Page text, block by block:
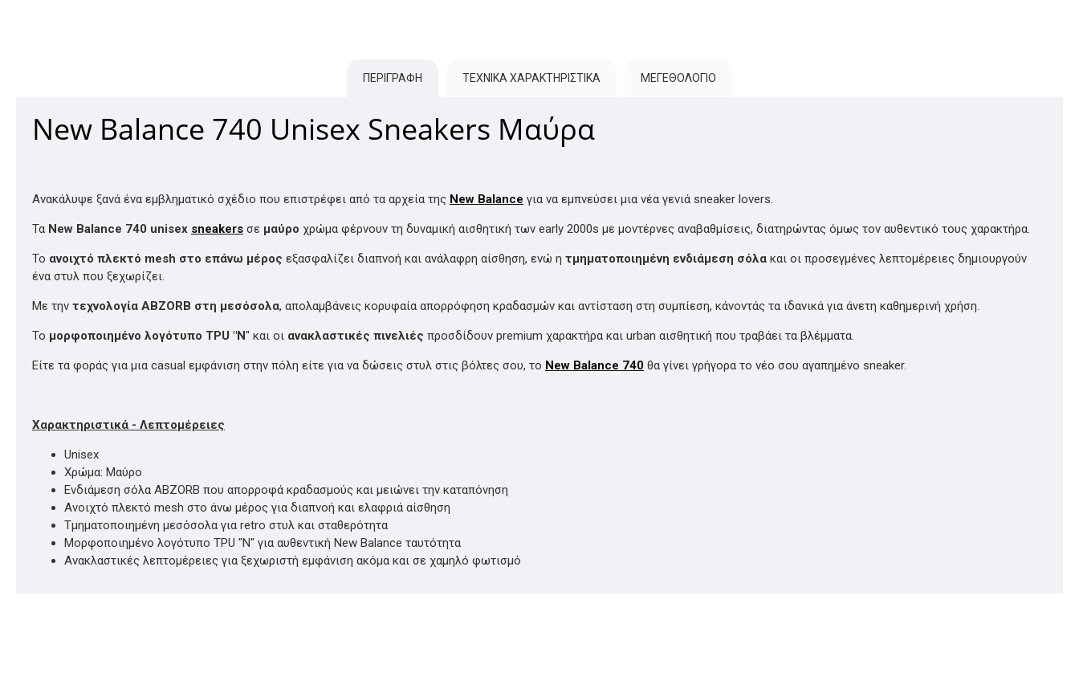
ΠΕΡΙΓΡΑΦΗ ΤΕΧΝΙΚΑ ΧΑΡΑΚΤΗΡΙΣΤΙΚΑ ΜΕΓΕΘΟΛΌΓΙΟ
New Balance 740 Unisex Sneakers Μαύρα
Ανακάλυψε ξανά ένα εμβληματικό σχέδιο που επιστρέφει από τα αρχεία της New Balance για να εμπνεύσει μια νέα γενιά sneaker lovers.
Τα New Balance 740 unisex sneakers σε μαύρο χρώμα φέρνουν τη δυναμική αισθητική των early 2000s με μοντέρνες αναβαθμίσεις, διατηρώντας όμως τον αυθεντικό τους χαρακτήρα.
Το ανοιχτό πλεκτό mesh στο επάνω μέρος εξασφαλίζει διαπνοή και ανάλαφρη αίσθηση, ενώ η τμηματοποιημένη ενδιάμεση σόλα και οι προσεγμένες λεπτομέρειες δημιουργούν
ένα στυλ που ξεχωρίζει.
Με την τεχνολογία ABZORB στη μεσόσολα, απολαμβάνεις κορυφαία απορρόφηση κραδασμών και αντίσταση στη συμπίεση, κάνοντάς τα ιδανικά για άνετη καθημερινή χρήση.
Το μορφοποιημένο λογότυπο TPU "N" και οι ανακλαστικές πινελιές προσδίδουν premium χαρακτήρα και urban αισθητική που τραβάει τα βλέμματα.
Είτε τα φοράς για μια casual εμφάνιση στην πόλη είτε για να δώσεις στυλ στις βόλτες σου, το New Balance 740 θα γίνει γρήγορα το νέο σου αγαπημένο sneaker.
Χαρακτηριστικά - Λεπτομέρειες
Unisex
Χρώμα: Μαύρο
Ενδιάμεση σόλα ABZORB που απορροφά κραδασμούς και μειώνει την καταπόνηση
Ανοιχτό πλεκτό mesh στο άνω μέρος για διαπνοή και ελαφριά αίσθηση
Τμηματοποιημένη μεσόσολα για retro στυλ και σταθερότητα
Μορφοποιημένο λογότυπο TPU "N" για αυθεντική New Balance ταυτότητα
Ανακλαστικές λεπτομέρειες για ξεχωριστή εμφάνιση ακόμα και σε χαμηλό φωτισμό